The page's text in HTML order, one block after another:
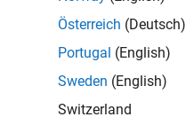
Österreich (Deutsch)
Portugal (English)
Sweden (English)
Switzerland